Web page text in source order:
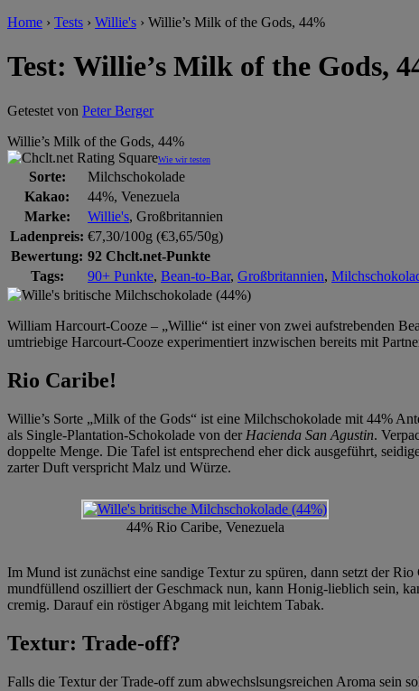
Home › Tests › Willie's › Willie’s Milk of the Gods, 44%
Test: Willie’s Milk of the Gods,
Getestet von Peter Berger
Willie’s Milk of the Gods, 44%
Wie wir testen
Sorte:
Milchschokolade
Kakao:
44%, Venezuela
Marke:
Willie's, Großbritannien
Ladenpreis: €7,30/100g (€3,65/50g)
Bewertung: 92 Chclt.net-Punkte
Tags:
90+ Punkte, Bean-to-Bar, Großbritannien,
William Harcourt-Cooze – „Willie“ ist einer von zwei aufstrebenden
umtriebige Harcourt-Cooze experimentiert inzwischen bereits mit
Rio Caribe!
Willie’s Sorte „Milk of the Gods“ ist eine Milchschokolade mit 44%
als Single-Plantation-Schokolade von der Hacienda San Agustin.
doppelte Menge. Die Tafel ist entsprechend eher dick ausgeführt,
zarter Duft verspricht Malz und Würze.
44% Rio Caribe, Venezuela
Im Mund ist zunächst eine sandige Textur zu spüren, dann setzt der
mundfüllend oszilliert der Geschmack nun, kann Honig-lieblich sein,
cremig. Darauf ein röstiger Abgang mit leichtem Tabak.
Textur: Trade-off?
Falls die Textur der Trade-off zum abwechslsungsreichen Aroma sein